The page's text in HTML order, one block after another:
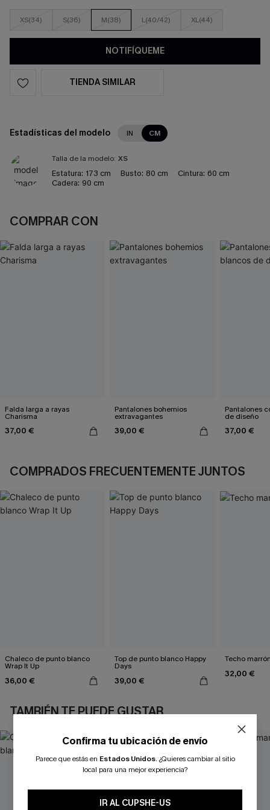
XS(34) S(36) M(38) L(40/42) XL(44)
NOTIFÍQUEME
TIENDA SIMILAR
Estadísticas del modelo IN CM
Talla de la modelo: XS
Estatura: 173 cm Busto: 80 cm Cintura: 60 cm
Cadera: 90 cm
COMPRAR CON
Falda larga a rayas
Charisma
37,00 €
Pantalones bohemios
extravagantes
39,00 €
Pantalones
de diseño
37,00 €
COMPRADOS FRECUENTEMENTE JUNTOS
Chaleco de punto blanco
Wrap It Up
36,00 €
Top de punto blanco Happy
Days
39,00 €
Techo
32,00 €
TAMBIÉN TE PUEDE GUSTAR
Confirma tu ubicación de envío
Parece que estás en Estados Unidos. ¿Quieres cambiar al sitio
local para una mejor experiencia?
IR AL CUPSHE-US